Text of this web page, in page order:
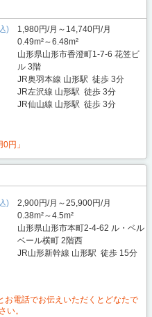
)
1,980円/月～14,740円/月
0.49m²～6.48m²
山形県山形市香澄町1-7-6 花笠ビ
ル 3階
JR奥羽本線 山形駅 徒歩 3分
JR左沢線 山形駅 徒歩 3分
JR仙山線 山形駅 徒歩 3分
円」
)
2,900円/月～25,900円/月
0.38m²～4.5m²
山形県山形市本町2-4-62 ル・ベル
ベール横町 2階西
JR山形新幹線 山形駅 徒歩 15分
お電話でお伝えいただくとどなたで
い。